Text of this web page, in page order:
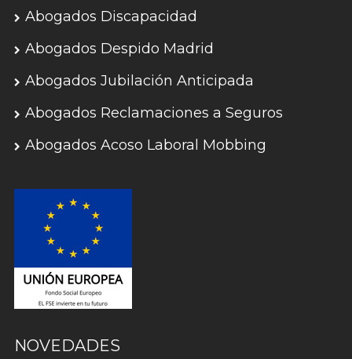
Abogados Discapacidad
Abogados Despido Madrid
Abogados Jubilación Anticipada
Abogados Reclamaciones a Seguros
Abogados Acoso Laboral Mobbing
NOVEDADES